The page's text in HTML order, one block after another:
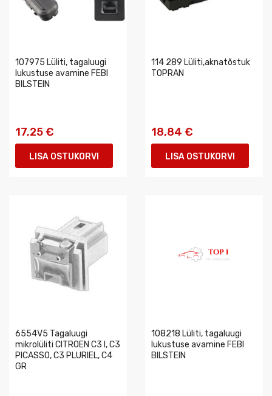
107975 Lüliti, tagaluugi
lukustuse avamine FEBI
BILSTEIN
17,25 €
LISA OSTUKORVI
114 289 Lüliti,aknatõstuk
TOPRAN
18,84 €
LISA OSTUKORVI
6554V5 Tagaluugi
mikrolüliti CITROEN C3 I, C3
PICASSO, C3 PLURIEL, C4
GR
108218 Lüliti, tagaluugi
lukustuse avamine FEBI
BILSTEIN